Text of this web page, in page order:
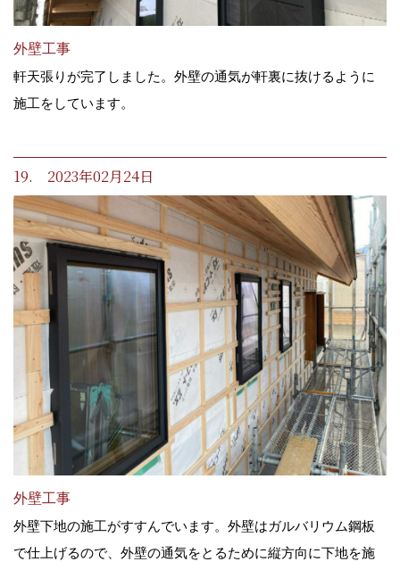
外壁工事
軒天張りが完了しました。外壁の通気が軒裏に抜けるように
施工をしています。
19. 2023年02月24日
外壁工事
外壁下地の施工がすすんでいます。外壁はガルバリウム鋼板
で仕上げるので、外壁の通気をとるために縦方向に下地を施